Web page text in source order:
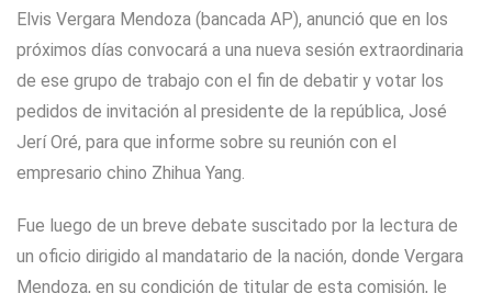
Elvis Vergara Mendoza (bancada AP), anunció que en los
próximos días convocará a una nueva sesión extraordinaria
de ese grupo de trabajo con el fin de debatir y votar los
pedidos de invitación al presidente de la república, José
Jerí Oré, para que informe sobre su reunión con el
empresario chino Zhihua Yang.
Fue luego de un breve debate suscitado por la lectura de
un oficio dirigido al mandatario de la nación, donde Vergara
Mendoza, en su condición de titular de esta comisión, le